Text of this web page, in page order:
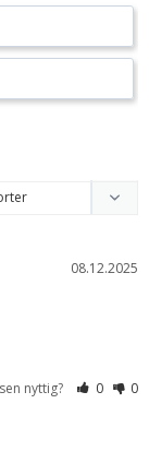
08.12.2025
nyttig? 0 0